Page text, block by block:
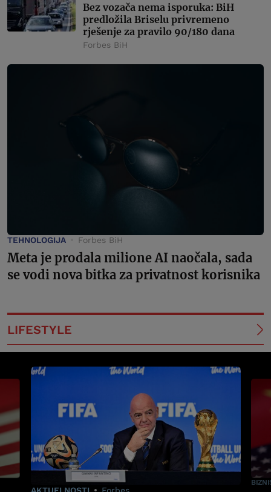
Bez vozača nema isporuka: BiH
predložila Briselu privremeno
rješenje za pravilo 90/180 dana
Forbes BiH
TEHNOLOGIJA Forbes BiH
Meta je prodala milione AI naočala, sada
se vodi nova bitka za privatnost korisnika
LIFESTYLE
AKTUELNOSTI Forbes